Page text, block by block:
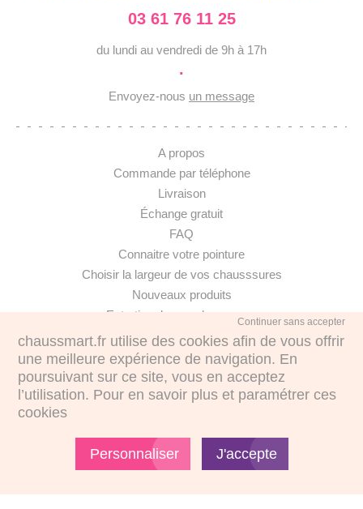
chaussmart.fr utilise des cookies afin de vous offrir
une meilleure expérience de navigation. En
poursuivant sur ce site, vous en acceptez
l’utilisation. Pour en savoir plus et paramétrer ces
cookies
Personnaliser J'accepte
Continuer sans accepter
03 61 76 11 25
du lundi au vendredi de 9h à 17h
·
Envoyez-nous un message
A propos
Commande par téléphone
Livraison
Échange gratuit
FAQ
Connaitre votre pointure
Choisir la largeur de vos chausssures
Nouveaux produits
Entretien de vos chaussures
Notre Magasin
Confidentialité
·